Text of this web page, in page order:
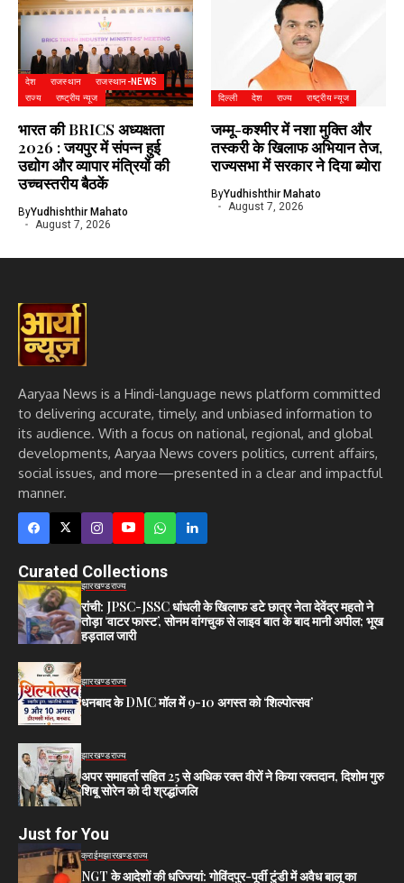
देश राजस्थान
राजस्थान-NEWS
राज्य
राष्ट्रीय न्यूज
भारत की BRICS अध्यक्षता
2026 : जयपुर में संपन्न हुई
उद्योग और व्यापार मंत्रियों की
उच्चस्तरीय बैठकें
ByYudhishthir Mahato
August 7, 2026
दिल्ली देश राज्य राष्ट्रीय न्यूज
जम्मू-कश्मीर में नशा मुक्ति और
तस्करी के खिलाफ अभियान तेज,
राज्यसभा में सरकार ने दिया ब्योरा
ByYudhishthir Mahato
August 7, 2026
Aaryaa News is a Hindi-language news platform committed
to delivering accurate, timely, and unbiased information to
its audience. With a focus on national, regional, and global
developments, Aaryaa News covers politics, current affairs,
social issues, and more—presented in a clear and impactful
manner.
Curated Collections
झारखण्डराज्य
रांची: JPSC-JSSC धांधली के खिलाफ डटे छात्र नेता देवेंद्र महतो ने
तोड़ा ‘वाटर फास्ट’, सोनम वांगचुक से लाइव बात के बाद मानी अपील; भूख
हड़ताल जारी
झारखण्डराज्य
धनबाद के DMC मॉल में 9-10 अगस्त को ‘शिल्पोत्सव’
झारखण्डराज्य
अपर समाहर्ता सहित 25 से अधिक रक्त वीरों ने किया रक्तदान, दिशोम गुरु
शिबू सोरेन को दी श्रद्धांजलि
Just for You
क्राईमझारखण्डराज्य
NGT के आदेशों की धज्जियां: गोविंदपुर-पूर्वी टुंडी में अवैध बालू का